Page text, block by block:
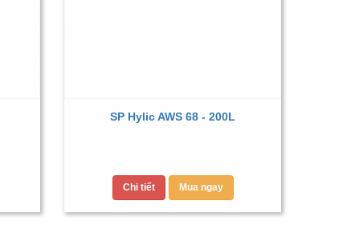
SP Hylic AWS 68 - 200L
Chi tiết Mua ngay